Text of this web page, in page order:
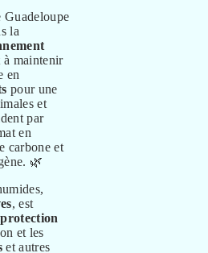
Guadeloupe
la
maintenir
en
pour une
et
par
en
carbone et
🌿
, est
protection
et les
et autres